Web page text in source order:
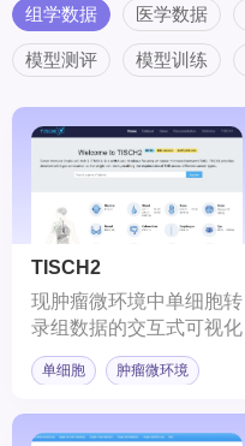
组学数据 医学数据
模型测评 模型训练
TISCH2
现肿瘤微环境中单细胞转
录组数据的交互式可视化
单细胞 肿瘤微环境